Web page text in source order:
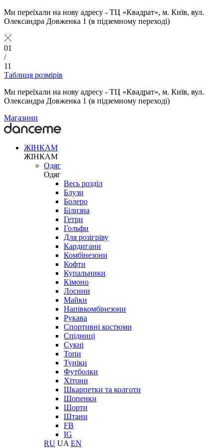
Ми переїхали на нову адресу - ТЦ «Квадрат», м. Київ, вул.
Олександра Довженка 1 (в підземному переході)
01
/
11
Таблиця розмірів
Ми переїхали на нову адресу - ТЦ «Квадрат», м. Київ, вул.
Олександра Довженка 1 (в підземному переході)
Магазини
ЖІНКАМ
ЖІНКАМ
Одяг
Одяг
Весь розділ
Блузи
Болеро
Білизна
Гетри
Гольфи
Для розігріву
Кардигани
Комбінезони
Кофти
Купальники
Кімоно
Лосини
Майки
Напівкомбінезони
Рукава
Спортивні костюми
Спідниці
Сукні
Топи
Туніки
Футболки
Хітони
Шкарпетки та колготи
Шопенки
Шорти
Штани
FB
IG
RU UA EN